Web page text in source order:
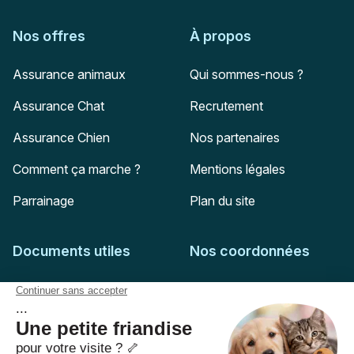
Nos offres
Assurance animaux
Assurance Chat
Assurance Chien
Comment ça marche ?
Parrainage
À propos
Qui sommes-nous ?
Recrutement
Nos partenaires
Mentions légales
Plan du site
Documents utiles
Feuille de soins
Conditions générales
Nos coordonnées
51-55 rue Hoche
94767
Ivry-sur-Seine